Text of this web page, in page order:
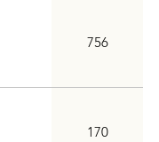
756
170